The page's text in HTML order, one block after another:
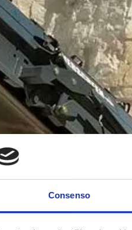
Consenso